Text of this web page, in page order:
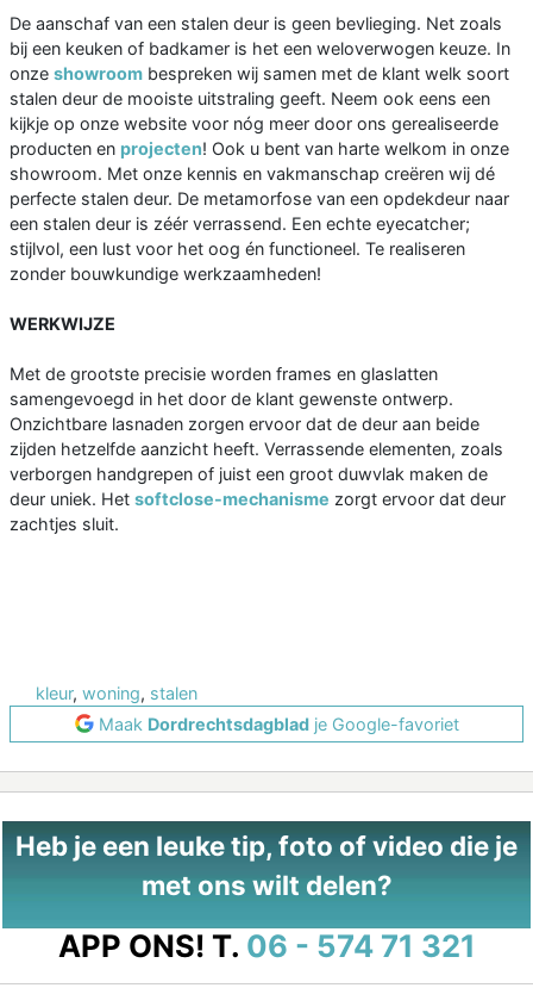
De aanschaf van een stalen deur is geen bevlieging. Net zoals
bij een keuken of badkamer is het een weloverwogen keuze. In
onze showroom bespreken wij samen met de klant welk soort
stalen deur de mooiste uitstraling geeft. Neem ook eens een
kijkje op onze website voor nóg meer door ons gerealiseerde
producten en projecten! Ook u bent van harte welkom in onze
showroom. Met onze kennis en vakmanschap creëren wij dé
perfecte stalen deur. De metamorfose van een opdekdeur naar
een stalen deur is zéér verrassend. Een echte eyecatcher;
stijlvol, een lust voor het oog én functioneel. Te realiseren
zonder bouwkundige werkzaamheden!
WERKWIJZE
Met de grootste precisie worden frames en glaslatten
samengevoegd in het door de klant gewenste ontwerp.
Onzichtbare lasnaden zorgen ervoor dat de deur aan beide
zijden hetzelfde aanzicht heeft. Verrassende elementen, zoals
verborgen handgrepen of juist een groot duwvlak maken de
deur uniek. Het softclose-mechanisme zorgt ervoor dat deur
zachtjes sluit.
kleur, woning, stalen
Maak Dordrechtsdagbladje Google-favoriet
Heb je een leuke tip, foto of video die je
met ons wilt delen?
APP ONS! T. 06 - 574 71 321